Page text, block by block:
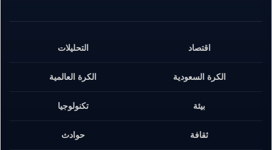
اقتصاد التحليلات
الكرة السعودية الكرة العالمية
بيئة تكنولوجيا
ثقافة حوادث